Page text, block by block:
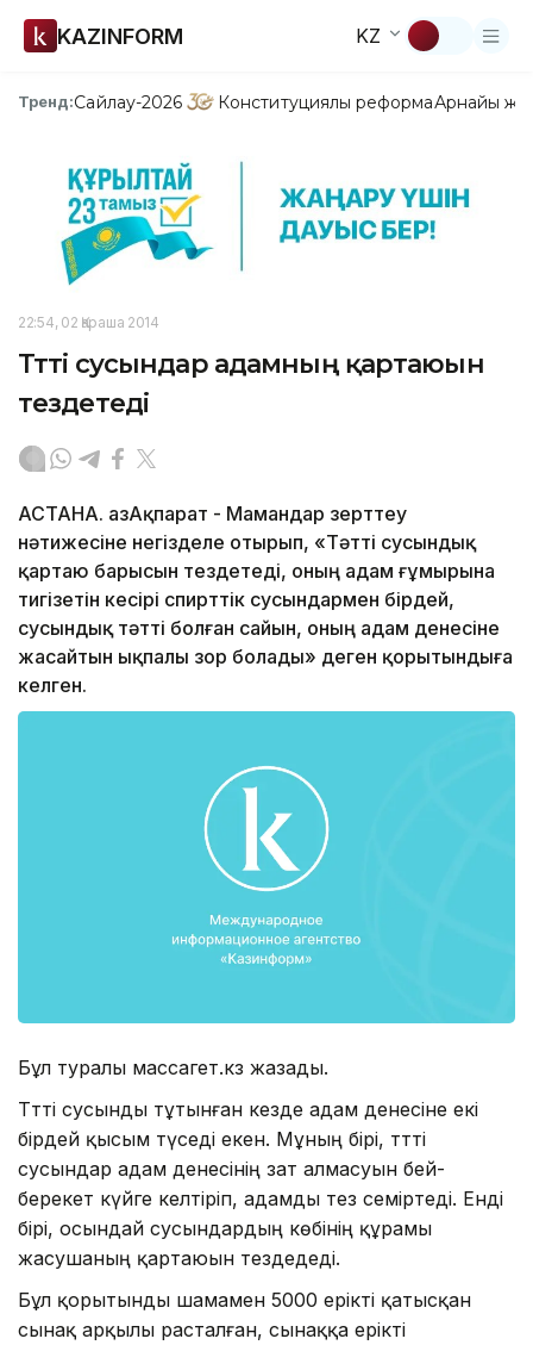
KAZINFORM KZ
Тренд:Сайлау-2026 Конституциялық реформаАрнайы
22:54, 02 Қараша 2014
Тәтті сусындар адамның қартаюын
тездетеді
АСТАНА. ҚазАқпарат - Мамандар зерттеу
нәтижесіне негізделе отырып, «Тәтті сусындық
қартаю барысын тездетеді, оның адам ғұмырына
тигізетін кесірі спирттік сусындармен бірдей,
сусындық тәтті болған сайын, оның адам денесіне
жасайтын ықпалы зор болады» деген қорытындыға
келген.
Бұл туралы массагет.кз жазады.
Тәтті сусынды тұтынған кезде адам денесіне екі
бірдей қысым түседі екен. Мұның бірі, тәтті
сусындар адам денесінің зат алмасуын бей-
берекет күйге келтіріп, адамды тез семіртеді. Енді
бірі, осындай сусындардың көбінің құрамы
жасушаның қартаюын тездедеді.
Бұл қорытынды шамамен 5000 ерікті қатысқан
сынақ арқылы расталған, сынаққа ерікті